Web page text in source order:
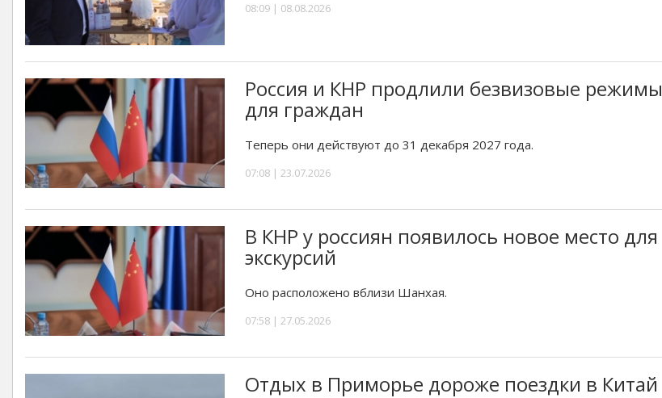
08:09 | 08.08.2026
Россия и КНР продлили безвизовые режимы
для граждан
Теперь они действуют до 31 декабря 2027 года.
07:08 | 23.07.2026
В КНР у россиян появилось новое место для
экскурсий
Оно расположено вблизи Шанхая.
07:58 | 27.05.2026
Отдых в Приморье дороже поездки в Китай